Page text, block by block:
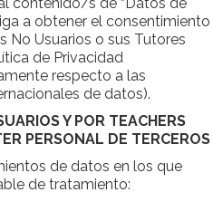
a obtener el consentimiento
No Usuarios o sus Tutores
de Privacidad
respecto a las
de datos).
Y POR TEACHERS
PERSONAL DE TERCEROS
de datos en los que
de tratamiento: